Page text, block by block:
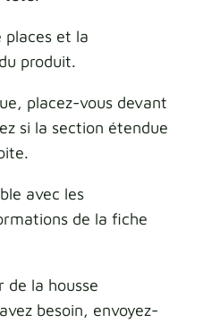
places et la
produit.
placez-vous devant
si la section étendue
avec les
de la fiche
de la housse
besoin, envoyez-